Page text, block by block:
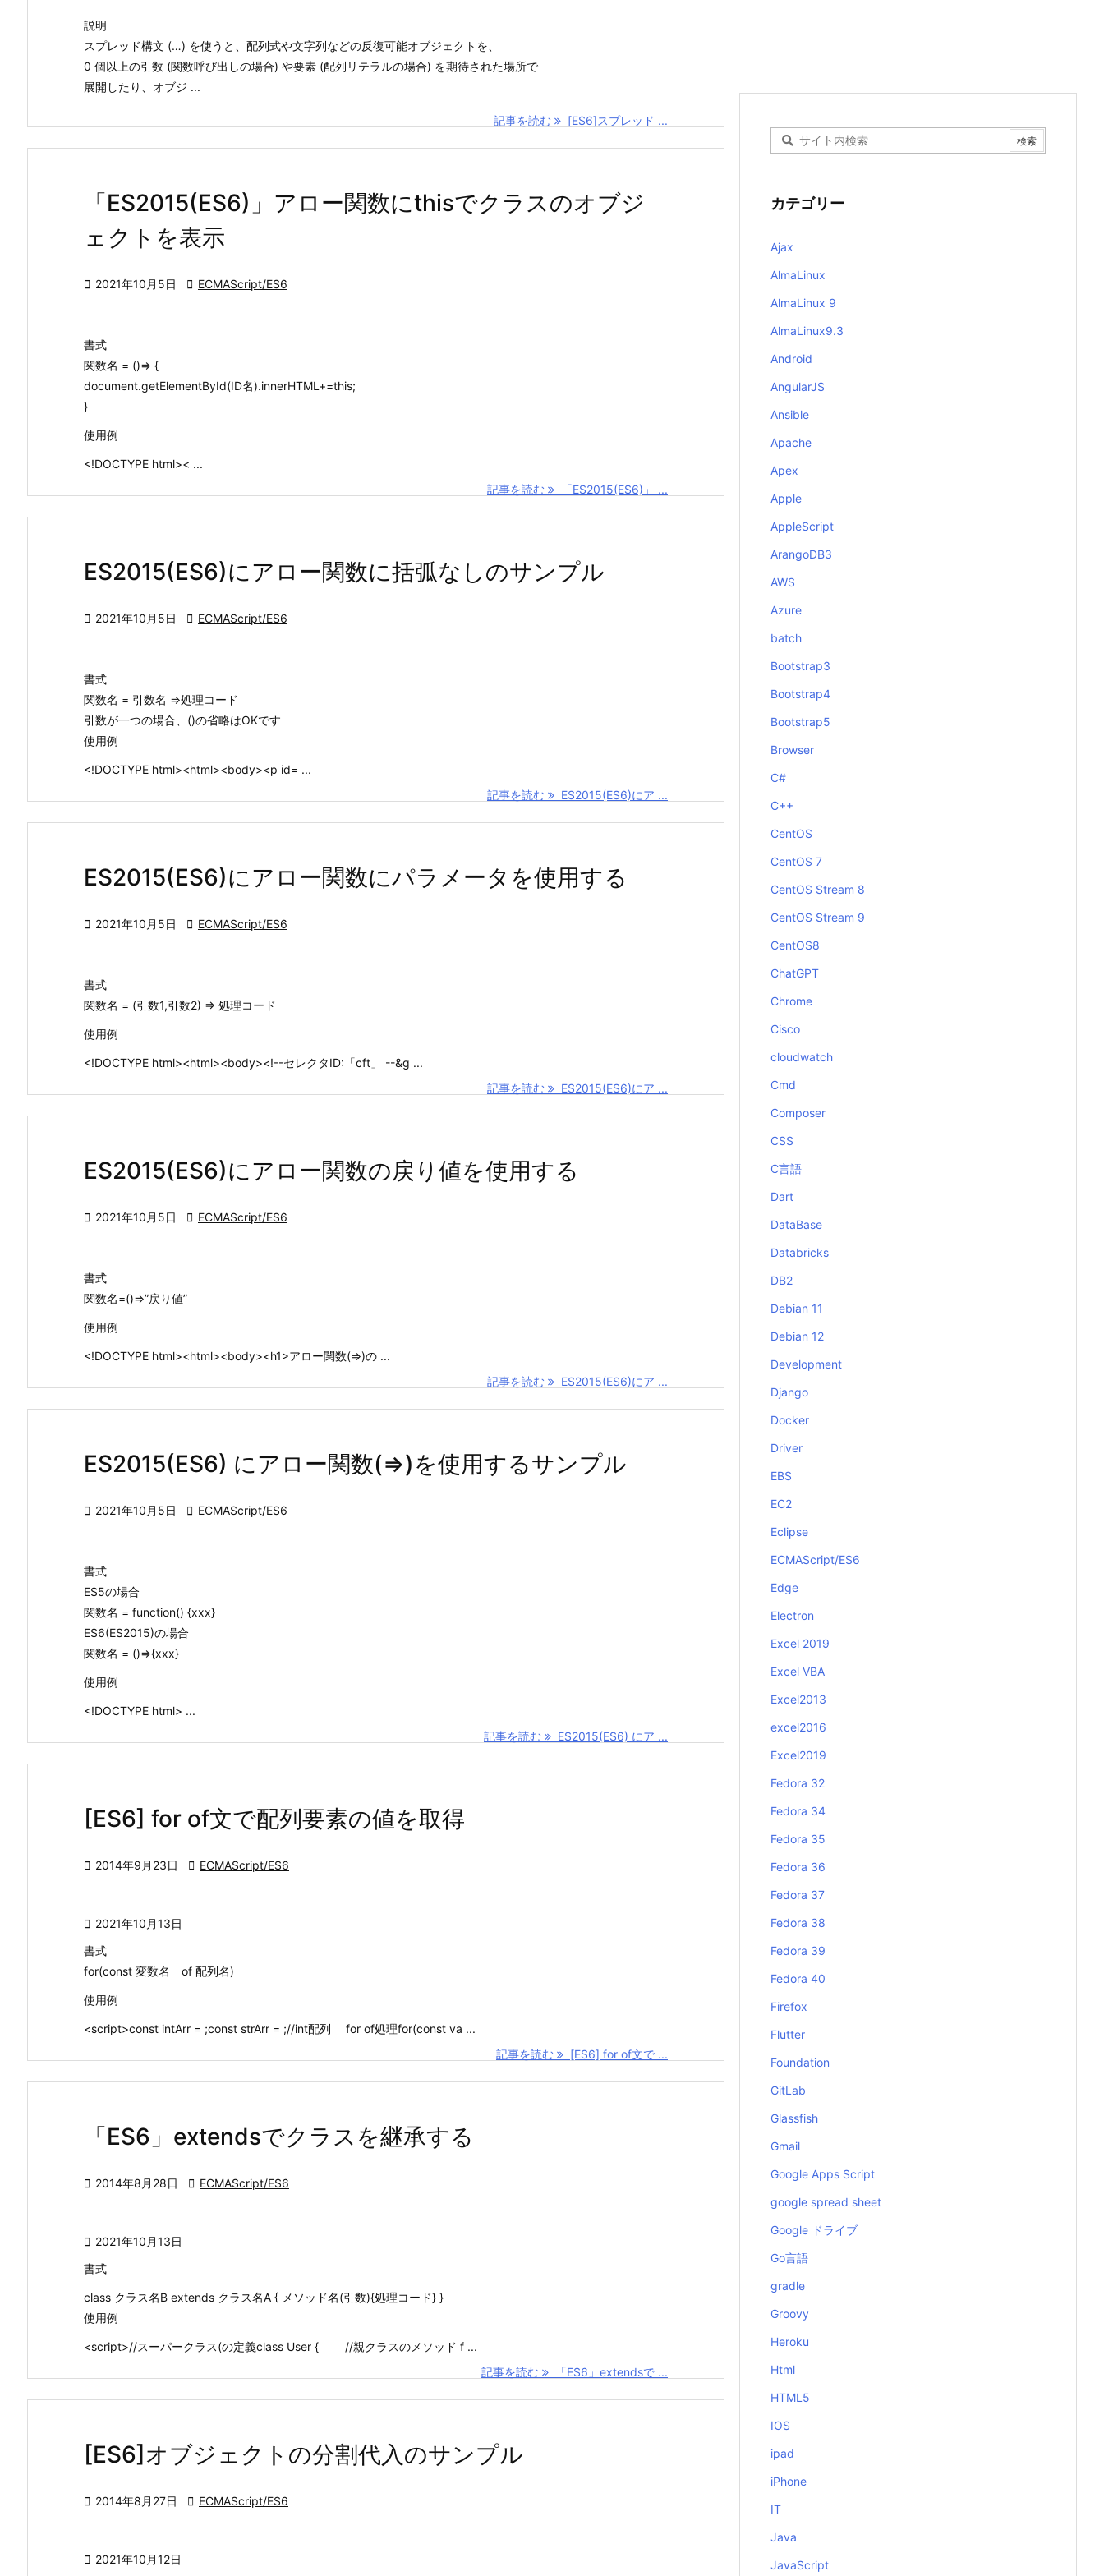
説明
スプレッド構文 (…) を使うと、配列式や文字列などの反復可能オブジェクトを、
0 個以上の引数 (関数呼び出しの場合) や要素 (配列リテラルの場合) を期待された場所で
展開したり、オブジ ...
記事を読む [ES6]スプレッド ...
「ES2015(ES6)」アロー関数にthisでクラスのオブジ
ェクトを表示
 2021年10月5日  ECMAScript/ES6
書式
関数名 = ()=> {
document.getElementById(ID名).innerHTML+=this;
}
使用例
<!DOCTYPE html>< ...
記事を読む
「ES2015(ES6)」 ...
ES2015(ES6)にアロー関数に括弧なしのサンプル
 2021年10月5日  ECMAScript/ES6
書式
関数名 = 引数名 =>処理コード
引数が一つの場合、()の省略はOKです
使用例
<!DOCTYPE html><html><body><p id= ...
記事を読む
ES2015(ES6)にア ...
ES2015(ES6)にアロー関数にパラメータを使用する
 2021年10月5日  ECMAScript/ES6
書式
関数名 = (引数1,引数2) => 処理コード
使用例
<!DOCTYPE html><html><body><!--セレクタID:「cft」 --&g ...
記事を読む
ES2015(ES6)にア ...
ES2015(ES6)にアロー関数の戻り値を使用する
 2021年10月5日  ECMAScript/ES6
書式
関数名=()=>”戻り値”
使用例
<!DOCTYPE html><html><body><h1>アロー関数(=>)の ...
記事を読む
ES2015(ES6)にア ...
ES2015(ES6) にアロー関数(=>)を使用するサンプル
 2021年10月5日  ECMAScript/ES6
書式
ES5の場合
関数名 = function() {xxx}
ES6(ES2015)の場合
関数名 = ()=>{xxx}
使用例
<!DOCTYPE html> ...
記事を読む
ES2015(ES6) にア ...
[ES6] for of文で配列要素の値を取得
 2014年9月23日  ECMAScript/ES6
 2021年10月13日
書式
for(const 変数名 of 配列名)
使用例
<script>const intArr = ;const strArr = ;//int配列 for of処理for(const va ...
記事を読む
[ES6] for of文で ...
「ES6」extendsでクラスを継承する
 2014年8月28日  ECMAScript/ES6
 2021年10月13日
書式
class クラス名B extends クラス名A { メソッド名(引数){処理コード} }
使用例
<script>//スーパークラス(の定義class User { //親クラスのメソッド f ...
記事を読む
「ES6」extendsで ...
[ES6]オブジェクトの分割代入のサンプル
 2014年8月27日  ECMAScript/ES6
 2021年10月12日
カテゴリー
Ajax
AlmaLinux
AlmaLinux 9
AlmaLinux9.3
Android
AngularJS
Ansible
Apache
Apex
Apple
AppleScript
ArangoDB3
AWS
Azure
batch
Bootstrap3
Bootstrap4
Bootstrap5
Browser
C#
C++
CentOS
CentOS 7
CentOS Stream 8
CentOS Stream 9
CentOS8
ChatGPT
Chrome
Cisco
cloudwatch
Cmd
Composer
CSS
C言語
Dart
DataBase
Databricks
DB2
Debian 11
Debian 12
Development
Django
Docker
Driver
EBS
EC2
Eclipse
ECMAScript/ES6
Edge
Electron
Excel 2019
Excel VBA
Excel2013
excel2016
Excel2019
Fedora 32
Fedora 34
Fedora 35
Fedora 36
Fedora 37
Fedora 38
Fedora 39
Fedora 40
Firefox
Flutter
Foundation
GitLab
Glassfish
Gmail
Google Apps Script
google spread sheet
Google ドライブ
Go言語
gradle
Groovy
Heroku
Html
HTML5
IOS
ipad
iPhone
IT
Java
JavaScript